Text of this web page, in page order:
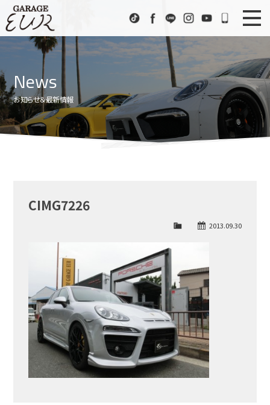
TikTokFacebook
LINE InstagramYoutube072-
ニュース
Stock List
在庫車情報
EUR Sports
EURスポーツ
アクセス
News
お知らせ＆最新情報
CIMG7226
2013.09.30